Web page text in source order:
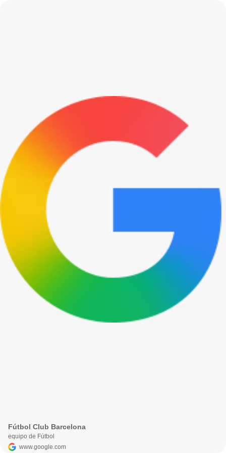
Fútbol Club Barcelona
equipo de Fútbol
www.google.com